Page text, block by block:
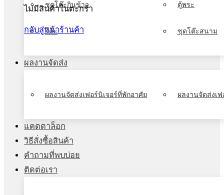
ไม่มีสินค้าในตะกร้า
กลับสู่หน้าร้านค้า
ชุดโต๊ะกินข้าว ตู้พระ
โต๊ะ ชุดโต๊ะสนาม
ผลงานจัดส่ง
ผลงานจัดส่งเฟอร์นิเจอร์ที่พักอาศัย ผลงานจัดส่งเ
แคตตาล็อก
วิธีสั่งซื้อสินค้า
คำถามที่พบบ่อย
ติดต่อเรา